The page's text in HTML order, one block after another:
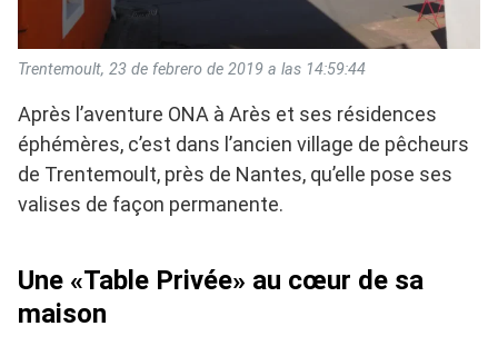
Trentemoult, 23 de febrero de 2019 a las 14:59:44
Après l’aventure ONA à Arès et ses résidences
éphémères, c’est dans l’ancien village de pêcheurs
de Trentemoult, près de Nantes, qu’elle pose ses
valises de façon permanente.
Une «Table Privée» au cœur de sa
maison